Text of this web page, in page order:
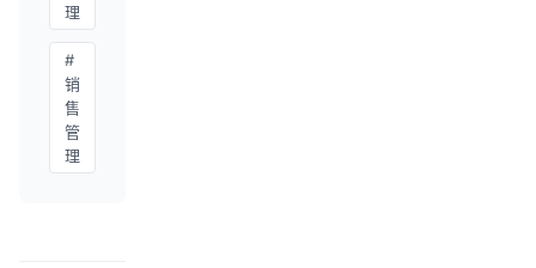
理
#
销
售
管
理